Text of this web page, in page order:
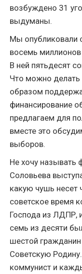
возбуждено 31
выдуманы.
Мы опубликовали
восемь миллионов
В ней пятьдесят
Что можно делать
образом
финансирование
предлагаем для
вместе это
выборов.
Не хочу называть
Соловьева
какую чушь несет
советское время
Господа из ЛДПР,
семь из десяти
шестой
Советскую
коммунист и